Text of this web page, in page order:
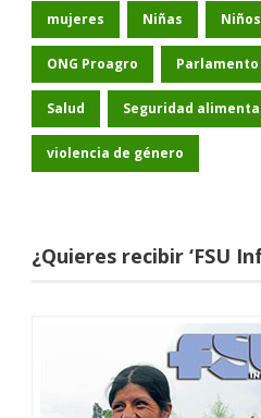
mujeres Niñas Niños
ONG Proagro Parlamento
Salud Seguridad
violencia de género
¿Quieres recibir ‘FSU